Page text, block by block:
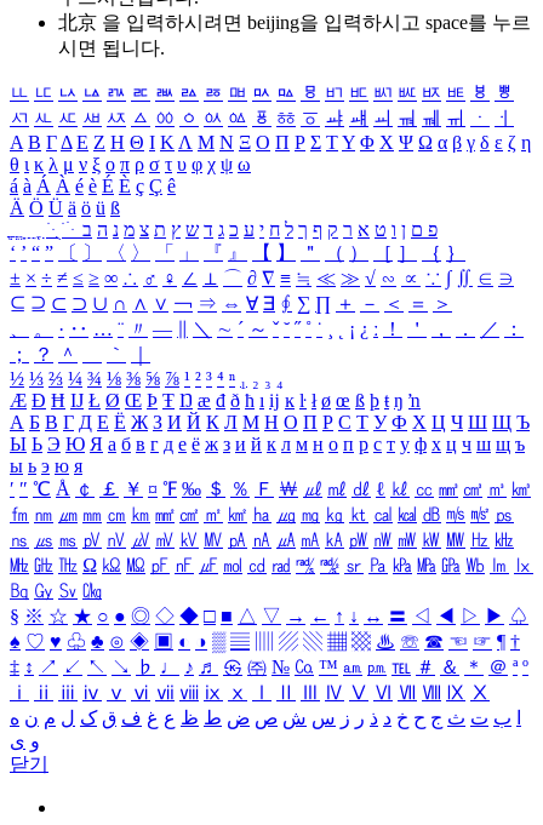
北京 을 입력하시려면 beijing을 입력하시고 space를 누르
시면 됩니다.
ㅥ ㅦ ㅧ ㅨ ㅩ ㅪ ㅫ ㅬ ㅭ ㅮ ㅯ ㅰ ㅱ ㅲ ㅳ ㅴ ㅵ ㅶ ㅷ ㅸ
ㅹ
ㅺ ㅻ ㅼ ㅽ ㅾ ㅿ ㆀ ㆁ ㆂ ㆃ ㆄ ㆅ ㆆ ㆇ ㆈ ㆉ ㆊ ㆋ ㆌ ㆍ
ㆎ
Α Β ΓΔ Ε Ζ Η Θ Ι ΚΛ Μ Ν Ξ Ο Π Ρ Σ ΤΥ Φ Χ Ψ Ω α β γ δ ε ζ η
θ ι κ λ μ ν ξ ο π ρ σ τ υ φ χ ψ ω
á à Á À é è É È ç Ç ê
Ä Ö Ü ä ö ü ß
ִֶֹ ֻּ ׁׂ פ ם ן ו ט א ר ק ף ך ל ח י ע כ ג ד ש ץ ת צ מ נ ה ב
‘ ’ “ ” 〔 〕 〈 〉 「 」 『 』 【 】 ＂ （ ） ［ ］ ｛ ｝
± × ÷ ≠ ≤ ≥ ∞ ∴ ♂ ♀ ∠ ⊥ ⌒ ∂ ∇ ≡ ≒ ≪ ≫ √ ∽ ∝ ∵ ∫ ∬ ∈ ∋
⊆ ⊇ ⊂ ⊃ ∪ ∩ ∧ ∨ ￢ ⇒ ⇔ ∀ ∃ ∮ ∑ ∏ ＋ － ＜ ＝
＞
、
。 · ‥ … ¨ 〃 ― ＼ ∼ ´ ～ ˇ ˘ ˝ ˚ ˙ ¸ ¡ ¿ ː ！ ＇ ， ． ／
：
；
？ ＾ ｀
½ ⅓ ⅔ ¼ ¾ ⅛ ⅜ ⅝ ⅞ ¹ ² ³ ⁴ ⁿ ₁ ₂ ₃ ₄
Æ Ð Ħ Ĳ Ł Ø Œ Þ Ŧ Ŋ æ đ ð ħ ı ĳ ĸ ŀ ł ø œ ß þ ŧ ŋ ŉ
А Б В Г Д Е Ё Ж З И Й К Л М Н О П Р С Т У Ф Х Ц Ч Ш Щ Ъ
Ы Ь Э Ю Я а б в г д е ё ж з и й к л м н о п р с т у ф х ц ч ш щ ъ
ы ь э ю я
′ ″ ℃ Å ￠ ￡ ￥ ¤ ℉ ‰ ＄ ％ Ｆ ￦ ㎕ ㎖ ㎗ ℓ ㎘ ㏄ ㎣ ㎤ ㎥ ㎦
㎙ ㎚ ㎛ ㎜ ㎝ ㎞ ㎟ ㎠ ㎡ ㎢ ㏊ ㎍ ㎎ ㎏ ㏏ ㎈ ㎉ ㏈ ㎧ ㎨ ㎰
㎱ ㎲ ㎳ ㎴ ㎵ ㎶ ㎷ ㎸ ㎹ ㎀ ㎁ ㎂ ㎃ ㎄ ㎺ ㎻ ㎽ ㎾ ㎿ ㎐ ㎑
㎒ ㎓ ㎔ Ω ㏀ ㏁ ㎊ ㎋ ㎌ ㏖ ㏅ ㎭ ㎮ ㎯ ㏛ ㎩ ㎪ ㎫ ㎬ ㏝ ㏐
㏓
㏃ ㏉ ㏜ ㏆
§ ※ ☆ ★ ○ ● ◎ ◇ ◆ □ ■ △ ▽ → ← ↑ ↓ ↔ 〓 ◁ ◀ ▷ ▶ ♤
♠ ♡ ♥ ♧ ♣ ⊙ ◈ ▣ ◐ ◑ ▒ ▤ ▨ ▧ ▦ ▩ ♨ ☏ ☎ ☜ ☞ ¶ †
‡ ↕ ↗ ↙ ↖ ↘ ♭ ♩ ♪ ♬ ㉿ ㈜ № ㏇ ™ ㏂ ㏘ ℡ ＃ ＆ ＊ ＠ ª º
ⅰ
ⅱ ⅲ ⅳ ⅴ ⅵ ⅶ ⅷ ⅸ ⅹ Ⅳ Ⅴ Ⅵ Ⅶ Ⅷ Ⅸ Ⅹ
ب ت ث ج ح خ د ذ ر ز س ش ص ض ط ظ ع غ ف ق ک ل م ن ه
و ی
닫기